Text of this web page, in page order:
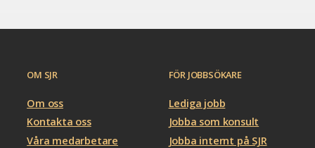
OM SJR
Om oss
Kontakta oss
Våra medarbetare
FÖR JOBBSÖKARE
Lediga jobb
Jobba som konsult
Jobba internt på SJR